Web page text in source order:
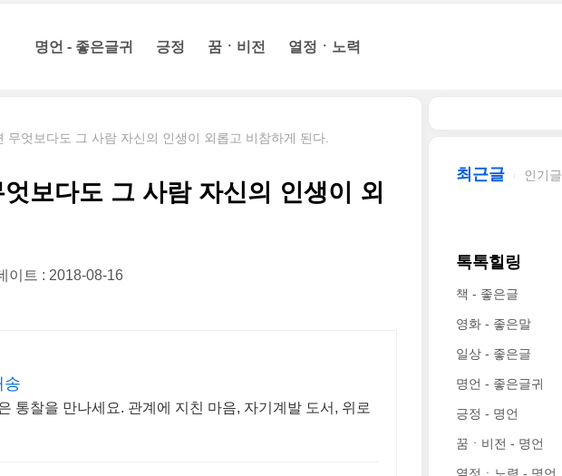
명언 - 좋은글귀 긍정 꿈ㆍ비전 열정ㆍ노력
무엇보다도 그 사람 자신의 인생이 외롭고 비참하게 된다.
보다도 그 사람 자신의 인생이 외
이트 : 2018-08-16
송
통찰을 만나세요. 관계에 지친 마음, 자기계발 도서, 위로
최근글 인기글
톡톡힐링
책 - 좋은글
영화 - 좋은말
일상 - 좋은글
명언 - 좋은글귀
긍정 - 명언
꿈ㆍ비전 - 명언